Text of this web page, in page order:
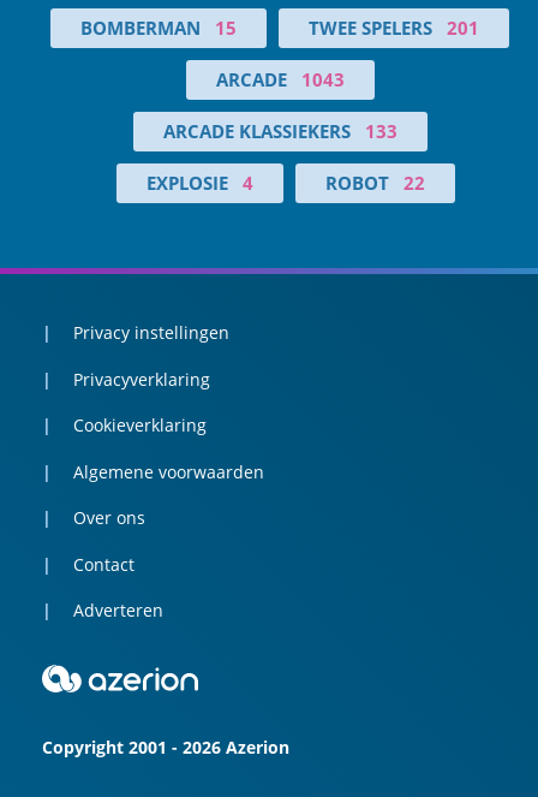
BOMBERMAN 15 TWEE SPELERS 201
ARCADE 1043
ARCADE KLASSIEKERS 133
EXPLOSIE 4 ROBOT 22
Privacy instellingen
Privacyverklaring
Cookieverklaring
Algemene voorwaarden
Over ons
Contact
Adverteren
Copyright 2001 - 2026 Azerion